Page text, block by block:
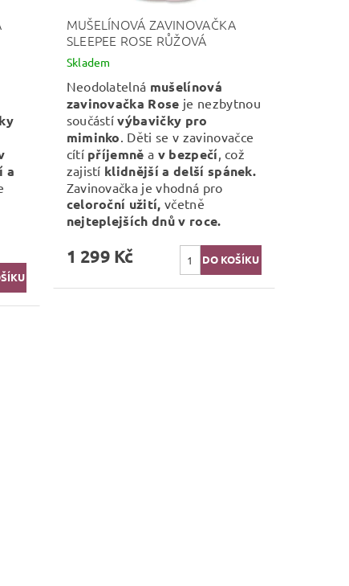
a
MUŠELÍNOVÁ ZAVINOVAČKA
SLEEPEE ROSE RŮŽOVÁ
Skladem
Neodolatelná mušelínová
zavinovačka Rose je nezbytnou
součástí výbavičky pro
miminko . Děti se v zavinovačce
cítí příjemně a v bezpečí , což
zajistí klidnější a delší spánek.
Zavinovačka je vhodná pro
celoroční užití, včetně
nejteplejších dnů v roce.
1 299 Kč